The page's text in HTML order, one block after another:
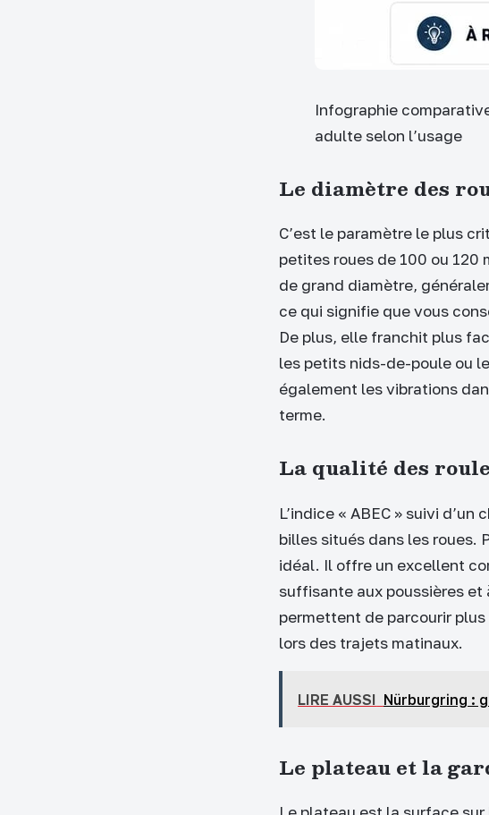
Infographie
adulte selon l’usage
Le diamètre des
C’est le paramètre le plus
petites roues de 100 ou 120
de grand diamètre,
ce qui signifie que vous
De plus, elle franchit plus
les petits nids-de-poule ou
également les vibrations
terme.
La qualité des
L’indice « ABEC » suivi
billes situés dans les roues.
idéal. Il offre un excellent
suffisante aux poussières et
permettent de parcourir
lors des trajets matinaux.
LIRE AUSSI Nürburgring :
Le plateau et la